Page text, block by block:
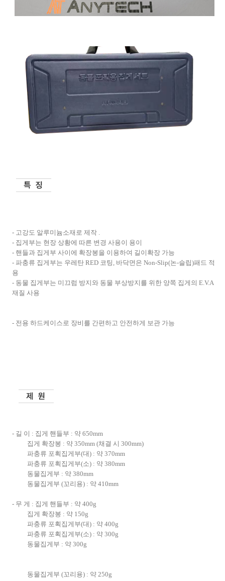
- 고강도 알루미늄소재로 제작 .
- 집게부는 현장 상황에 따른 변경 사용이 용이
- 핸들과 집게부 사이에 확장봉을 이용하여 길이확장 가능
- 파충류 집게부는 우레탄 RED 코팅 , 바닥면은 Non-Slip(논-슬립)패드 적
용
- 동물 집게부는 미끄럼 방지와 동물 부상방지를 위한 양쪽 집게의 E.V.A
재질 사용
- 전용 하드케이스로 장비를 간편하고 안전하게 보관 가능
- 길 이 : 집게 핸들부 : 약 650mm
집게 확장봉 : 약 350mm (채결 시 300mm)
파충류 포획집게부(대) : 약 370mm
파충류 포획집게부(소) : 약 380mm
동물집게부 : 약 380mm
동물집게부 (꼬리용) : 약 410mm
- 무 게 : 집게 핸들부 : 약 400g
집게 확장봉 : 약 150g
파충류 포획집게부(대) : 약 400g
파충류 포획집게부(소) : 약 300g
동물집게부 : 약 300g
동물집게부 (꼬리용) : 약 250g